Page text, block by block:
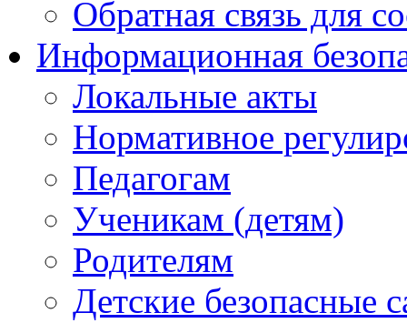
Обратная связь для
Информационная
Локальные акты
Нормативное
Педагогам
Ученикам (детям)
Родителям
Детские безопасные